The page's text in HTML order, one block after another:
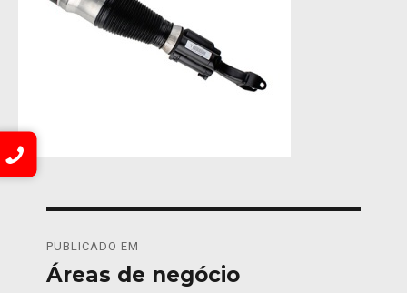
de
PUBLICADO EM
Áreas de negócio